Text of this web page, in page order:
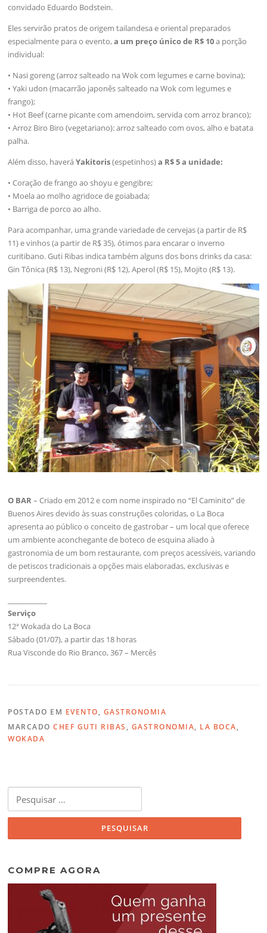
convidado Eduardo Bodstein.
Eles servirão pratos de origem tailandesa e oriental preparados
especialmente para o evento,a um preço único de R$ 10a porção
individual:
• Nasi goreng (arroz salteado na Wok com legumes e carne bovina);
• Yaki udon (macarrão japonês salteado na Wok com legumes e
frango);
• Hot Beef (carne picante com amendoim, servida com arroz branco);
• Arroz Biro Biro (vegetariano): arroz salteado com ovos, alho e batata
palha.
Além disso, haveráYakitoris(espetinhos)a R$ 5 a unidade:
• Coração de frango ao shoyu e gengibre;
• Moela ao molho agridoce de goiabada;
• Barriga de porco ao alho.
Para acompanhar, uma grande variedade de cervejas (a partir de R$
11) e vinhos (a partir de R$ 35), ótimos para encarar o inverno
curitibano. Guti Ribas indica também alguns dos bons drinks da casa:
Gin Tônica (R$ 13), Negroni (R$ 12), Aperol (R$ 15), Mojito (R$ 13).
O BAR– Criado em 2012 e com nome inspirado no “El Caminito” de
Buenos Aires devido às suas construções coloridas, o La Boca
apresenta ao público o conceito de gastrobar – um local que oferece
um ambiente aconchegante de boteco de esquina aliado à
gastronomia de um bom restaurante, com preços acessíveis, variando
de petiscos tradicionais a opções mais elaboradas, exclusivas e
surpreendentes.
Serviço
12ª Wokada do La Boca
Sábado (01/07), a partir das 18 horas
Rua Visconde do Rio Branco, 367 – Mercês
POSTADO EM EVENTO, GASTRONOMIA
MARCADOCHEF GUTI RIBAS , GASTRONOMIA, LA BOCA,
WOKADA
por:
COMPRE AGORA